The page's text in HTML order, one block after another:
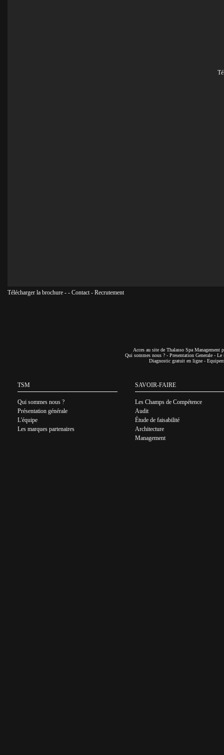
Télécharger la brochure - - Contact- Recrutement
Acces au site de Thalasso Spa Management
Qui sommes nous ? - Presentation Generale - Le
Diagnostic gratuit en ligne-
TSM
Qui sommes nous ?
Présentation générale
L'équipe
Les marques partenaires
SAVOIR-FAIRE
Les Champs de Compétence
Audit
Étude de faisabilité
Architecture
Management